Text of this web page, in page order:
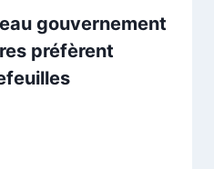
gouvernement
préfèrent